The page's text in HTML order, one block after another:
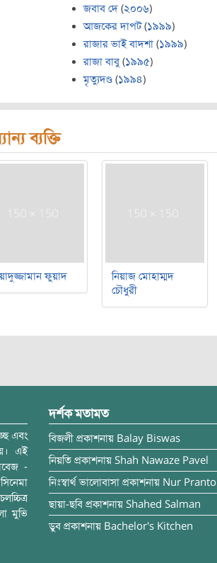
জবাব দে (২০০৬)
আজকের দাপট(১৯৯৯)
রাজার ভাই বাদশা (১৯৯৯)
রাজা বাবু (১৯৯৫)
মৃত্যুদণ্ড (১৯৯৪)
ব্যক্তি
ফুয়াদ
নিয়াজ মোহাম্মদ
চৌধুরী
এবং
এই
-
মুভি
দর্শক মতামত
বিজলী প্রকাশনায় Balay Biswas
নিয়তি প্রকাশনায় Shah Nawaze Pavel
নিঃস্বার্থ ভালোবাসা প্রকাশনায় Nur Pranto
ছায়া-ছবি প্রকাশনায় Shahed Salman
ডুব প্রকাশনায় Bachelor's Kitchen